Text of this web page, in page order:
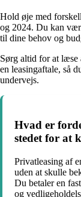
Hold øje med
og 2024. Du kan
til dine behov og
Sørg altid for at læse
en leasingaftale, så
undervejs.
Hvad er
stedet for at
Privatleasing af
uden at skulle
Du betaler en
og